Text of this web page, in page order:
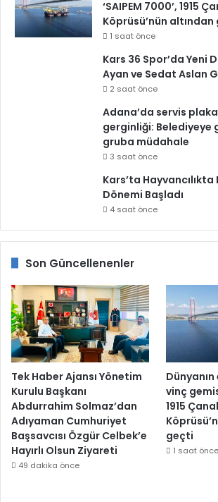
‘SAIPEM 7000’, 1915
Köprüsü’nün
1 saat önce
Kars 36 Spor’da Yeni
Ayan ve Sedat Aslan
2 saat önce
Adana’da servis
gerginliği: Belediyeye
gruba müdahale
3 saat önce
Kars’ta
Dönemi Başladı
4 saat önce
Son Güncellenenler
Tek Haber Ajansı Yönetim
Kurulu Başkanı
Abdurrahim Solmaz’dan
Adıyaman Cumhuriyet
Başsavcısı Özgür Celbek’e
Hayırlı Olsun Ziyareti
49 dakika önce
vinç
1915
geçti
1 saat önce